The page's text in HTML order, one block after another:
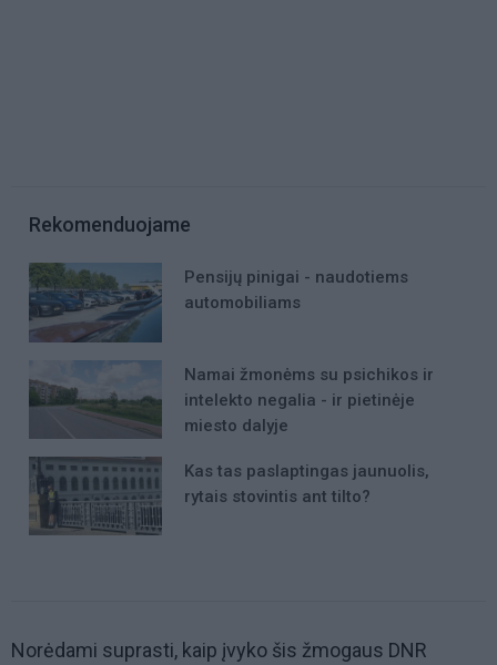
Rekomenduojame
Pensijų pinigai - naudotiems
automobiliams
Namai žmonėms su psichikos ir
intelekto negalia - ir pietinėje
miesto dalyje
Kas tas paslaptingas jaunuolis,
rytais stovintis ant tilto?
Norėdami suprasti, kaip įvyko šis žmogaus DNR